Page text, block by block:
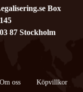
Box
87 Stockholm
Om oss Köpvillkor